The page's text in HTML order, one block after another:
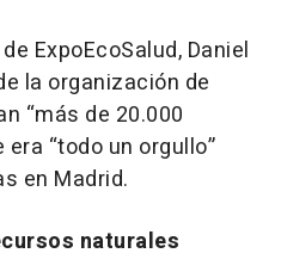
ExpoEcoSalud, Daniel
la organización de
“más de 20.000
“todo un orgullo”
en Madrid.
naturales